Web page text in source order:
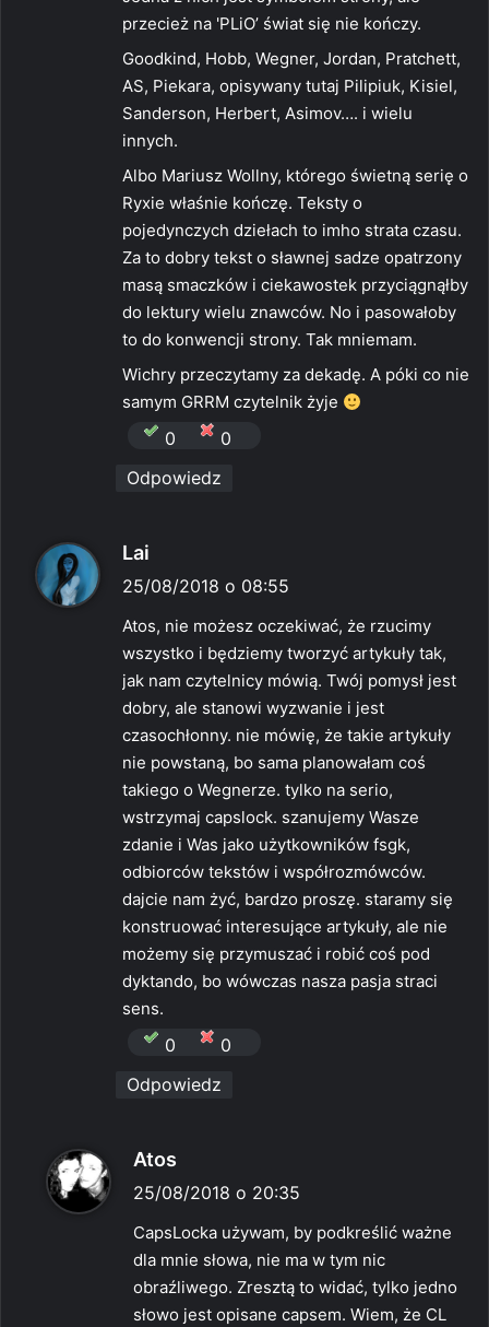
przecież na 'PLiO’ świat się nie kończy.
Goodkind, Hobb, Wegner, Jordan, Pratchett,
AS, Piekara, opisywany tutaj Pilipiuk, Kisiel,
Sanderson, Herbert, Asimov…. i wielu
innych.
Albo Mariusz Wollny, którego świetną serię o
Ryxie właśnie kończę. Teksty o
pojedynczych dziełach to imho strata czasu.
Za to dobry tekst o sławnej sadze opatrzony
masą smaczków i ciekawostek przyciągnąłby
do lektury wielu znawców. No i pasowałoby
to do konwencji strony. Tak mniemam.
Wichry przeczytamy za dekadę. A póki co nie
samym GRRM czytelnik żyje
0
0
Odpowiedz
Lai
i
e
:
25/08/2018 o 08:55
Atos, nie możesz oczekiwać, że rzucimy
wszystko i będziemy tworzyć artykuły tak,
jak nam czytelnicy mówią. Twój pomysł jest
dobry, ale stanowi wyzwanie i jest
czasochłonny. nie mówię, że takie artykuły
nie powstaną, bo sama planowałam coś
takiego o Wegnerze. tylko na serio,
wstrzymaj capslock. szanujemy Wasze
zdanie i Was jako użytkowników fsgk,
odbiorców tekstów i współrozmówców.
dajcie nam żyć, bardzo proszę. staramy się
konstruować interesujące artykuły, ale nie
możemy się przymuszać i robić coś pod
dyktando, bo wówczas nasza pasja straci
sens.
0
0
Odpowiedz
Atos
i
z
e
:
25/08/2018 o 20:35
CapsLocka używam, by podkreślić ważne
dla mnie słowa, nie ma w tym nic
obraźliwego. Zresztą to widać, tylko jedno
słowo jest opisane capsem. Wiem, że CL